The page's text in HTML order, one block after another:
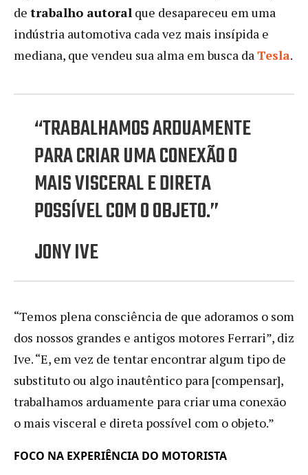
de trabalho autoral que desapareceu em uma
indústria automotiva cada vez mais insípida e
mediana, que vendeu sua alma em busca daTesla.
“TRABALHAMOS ARDUAMENTE
PARA CRIAR UMA CONEXÃO O
MAIS VISCERAL E DIRETA
POSSÍVEL COM O OBJETO.”
JONY IVE
“Temos plena consciência de que adoramos o som
dos nossos grandes e antigos motores Ferrari”, diz
Ive. “E, em vez de tentar encontrar algum tipo de
substituto ou algo inautêntico para [compensar],
trabalhamos arduamente para criar uma conexão
o mais visceral e direta possível com o objeto.”
FOCO NA EXPERIÊNCIA DO MOTORISTA